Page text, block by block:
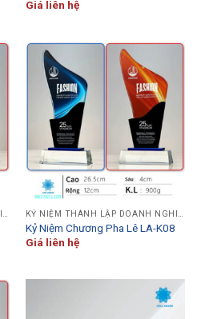
Giá liên hệ
Kỷ Niệm Chương Pha Lê LA-K08
Giá liên hệ